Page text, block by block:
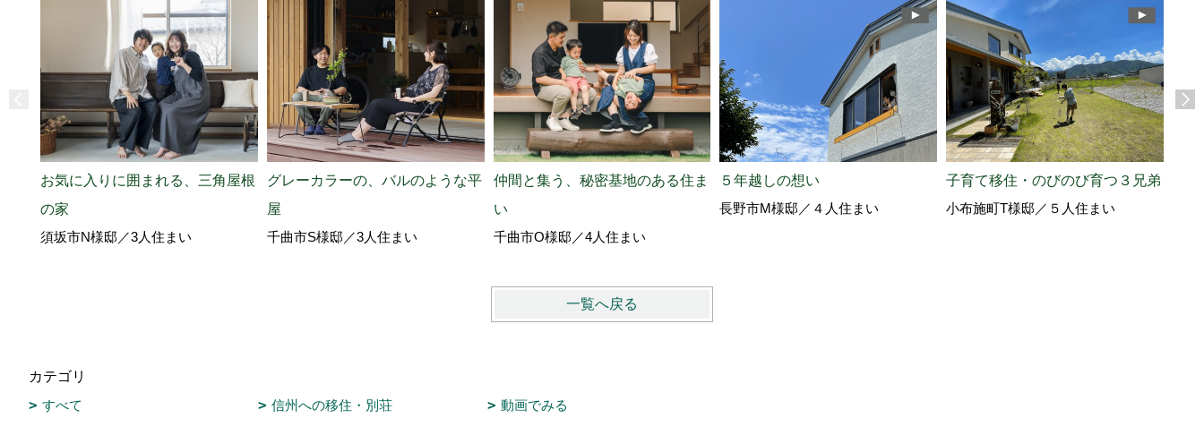
お気に入りに囲まれる、三角屋根
の家
須坂市N様邸／3人住まい
グレーカラーの、バルのような平
屋
千曲市S様邸／3人住まい
仲間と集う、秘密基地のある住ま
い
千曲市O様邸／4人住まい
５年越しの想い
長野市M様邸／４人住まい
子育て移住・のびのび育つ３兄弟
小布施町T様邸／５人住まい
一覧へ戻る
カテゴリ
すべて
信州への移住・別荘 動画でみる